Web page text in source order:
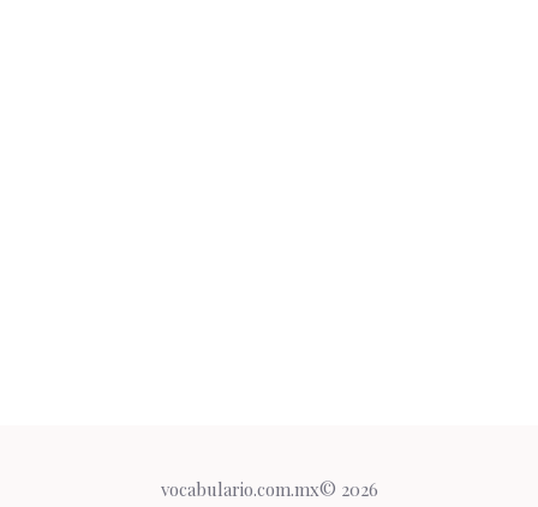
vocabulario.com.mx© 2026